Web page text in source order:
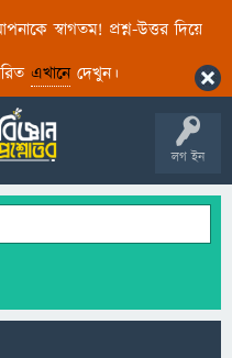
স্বাগতম! প্রশ্ন-উত্তর দিয়ে
এখানেদেখুন।
লগ ইন